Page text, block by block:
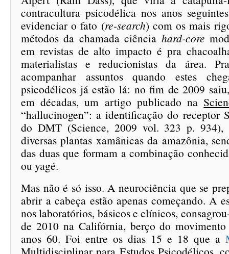
contracultura psicodélica nos anos
evidenciar o fato (re-search) com os mais
métodos da chamada ciência hard-core
em revistas de alto impacto é pra
materialistas e reducionistas da área.
acompanhar assuntos quando estes
psicodélicos já estão lá: no fim de 2009
em décadas, um artigo publicado na
“hallucinogen”: a identificação do receptor
do DMT (Science, 2009 vol. 323 p.
diversas plantas xamânicas da amazônia,
das duas que formam a combinação
ou yagé.
Mas não é só isso. A neurociência que se
abrir a cabeça estão apenas começando. A
nos laboratórios, básicos e clínicos,
de 2010 na Califórnia, berço do
anos 60. Foi entre os dias 15 e 18 que a